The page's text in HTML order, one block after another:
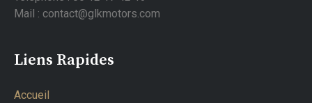
Mail : contact@glkmotors.com
Liens Rapides
Accueil